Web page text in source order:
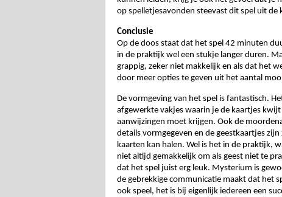
op spelletjesavonden steevast dit spel uit de
Conclusie
Op de doos staat dat het spel 42 minuten
in de praktijk wel een stukje langer duren.
grappig, zeker niet makkelijk en als dat het
door meer opties te geven uit het aantal
De vormgeving van het spel is fantastisch.
afgewerkte vakjes waarin je de kaartjes
aanwijzingen moet krijgen. Ook de
details vormgegeven en de geestkaartjes
kaarten kan halen. Wel is het in de praktijk,
niet altijd gemakkelijk om als geest niet te
dat het spel juist erg leuk. Mysterium is
de gebrekkige communicatie maakt dat het
ook speel, het is bij eigenlijk iedereen een